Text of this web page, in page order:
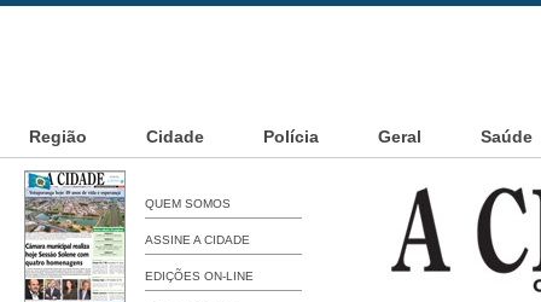
Região Cidade Polícia Geral Saúde
QUEM SOMOS
ASSINE A CIDADE
EDIÇÕES ON-LINE